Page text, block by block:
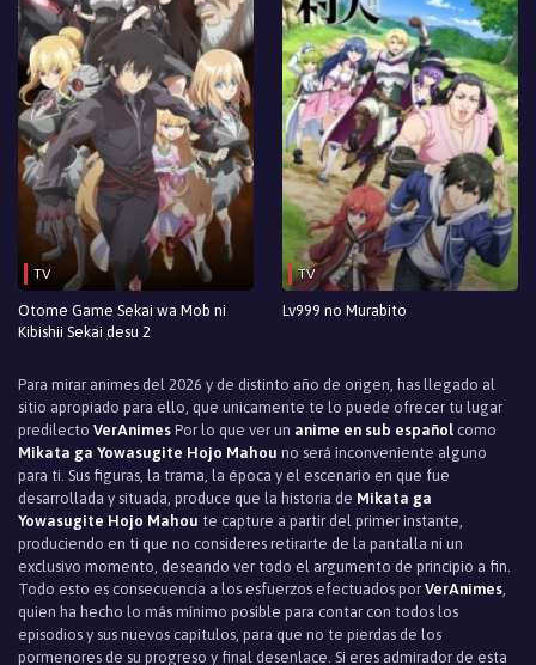
TV
Otome Game Sekai wa Mob ni
Kibishii Sekai desu 2
TV
Lv999 no Murabito
Para mirar animes del 2026 y de distinto año de origen, has llegado al
sitio apropiado para ello, que unicamente te lo puede ofrecer tu lugar
predilecto VerAnimes Por lo que ver un anime en sub español como
Mikata ga Yowasugite Hojo Mahou no será inconveniente alguno
para ti. Sus figuras, la trama, la época y el escenario en que fue
desarrollada y situada, produce que la historia de Mikata ga
Yowasugite Hojo Mahou te capture a partir del primer instante,
produciendo en ti que no consideres retirarte de la pantalla ni un
exclusivo momento, deseando ver todo el argumento de principio a fin.
Todo esto es consecuencia a los esfuerzos efectuados por VerAnimes
quien ha hecho lo más mínimo posible para contar con todos los
episodios y sus nuevos capítulos, para que no te pierdas de los
pormenores de su progreso y final desenlace. Si eres admirador de esta